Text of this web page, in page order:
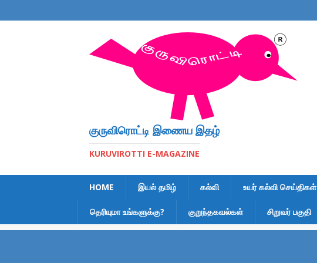
குருவிரொட்டி இணைய இதழ்
KURUVIROTTI E-MAGAZINE
HOME இயல் தமிழ் கல்வி உயர் கல்வி செய்திகள்
தெரியுமா உங்களுக்கு? குறுந்தகவல்கள் சிறுவர் பகுதி